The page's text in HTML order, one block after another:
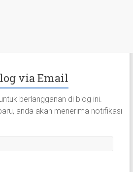
via Email
berlangganan di blog ini.
anda akan menerima notifikasi